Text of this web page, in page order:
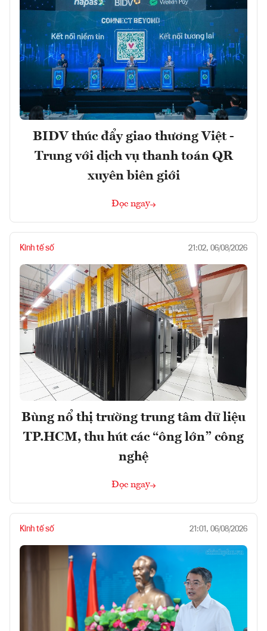
BIDV thúc đẩy giao thương Việt -
Trung với dịch vụ thanh toán QR
xuyên biên giới
Đọc ngay
Kinh tế số 21:02, 06/08/2026
Bùng nổ thị trường trung tâm dữ liệu
TP.HCM, thu hút các “ông lớn” công
nghệ
Đọc ngay
Kinh tế số 21:01, 06/08/2026